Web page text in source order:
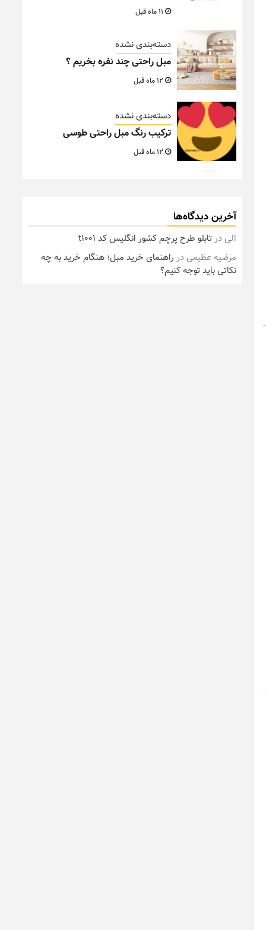
دسته‌بندی نشده
مبل راحتی چند نفره بخریم ؟
دسته‌بندی نشده
ترکیب رنگ مبل راحتی طوسی
آخرین دیدگاه‌ها
الیدرتابلو طرح پرچم کشور انگلیس کد t1001
مرضیه عظیمیدر راهنمای خرید مبل؛ هنگام خرید به چه
نکاتی باید توجه کنیم؟